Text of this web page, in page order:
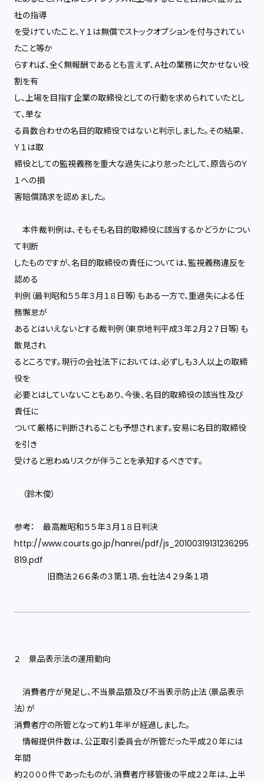
社の指導
を受けていたこと、Ｙ１は無償でストックオプションを付与されてい
たこと等か
らすれば、全く無報酬であるとも言えず、Ａ社の業務に欠かせない役
割を有
し、上場を目指す企業の取締役としての行動を求められていたとし
て、単な
る員数合わせの名目的取締役ではないと判示しました。その結果、
Ｙ１は取
締役としての監視義務を重大な過失により怠ったとして、原告らのＹ
１への損
害賠償請求を認めました。
本件裁判例は、そもそも名目的取締役に該当するかどうかについ
て判断
したものですが、名目的取締役の責任については、監視義務違反を
認める
判例（最判昭和５５年３月１８日等）もある一方で、重過失による任
務懈怠が
あるとはいえないとする裁判例（東京地判平成３年２月２７日等）も
散見され
るところです。現行の会社法下においては、必ずしも３人以上の取締
役を
必要とはしていないこともあり、今後、名目的取締役の該当性及び
責任に
ついて厳格に判断されることも予想されます。安易に名目的取締役
を引き
受けると思わぬリスクが伴うことを承知するべきです。
（鈴木俊）
参考： 最高裁昭和５５年３月１８日判決
http://www.courts.go.jp/hanrei/pdf/js_20100319131236295
819.pdf
旧商法２６６条の３第１項、会社法４２９条１項
２ 景品表示法の運用動向
消費者庁が発足し、不当景品類及び不当表示防止法（景品表示
法）が
消費者庁の所管となって約１年半が経過しました。
情報提供件数は、公正取引委員会が所管だった平成２０年には
年間
約２０００件であったものが、消費者庁移管後の平成２２年は、上半